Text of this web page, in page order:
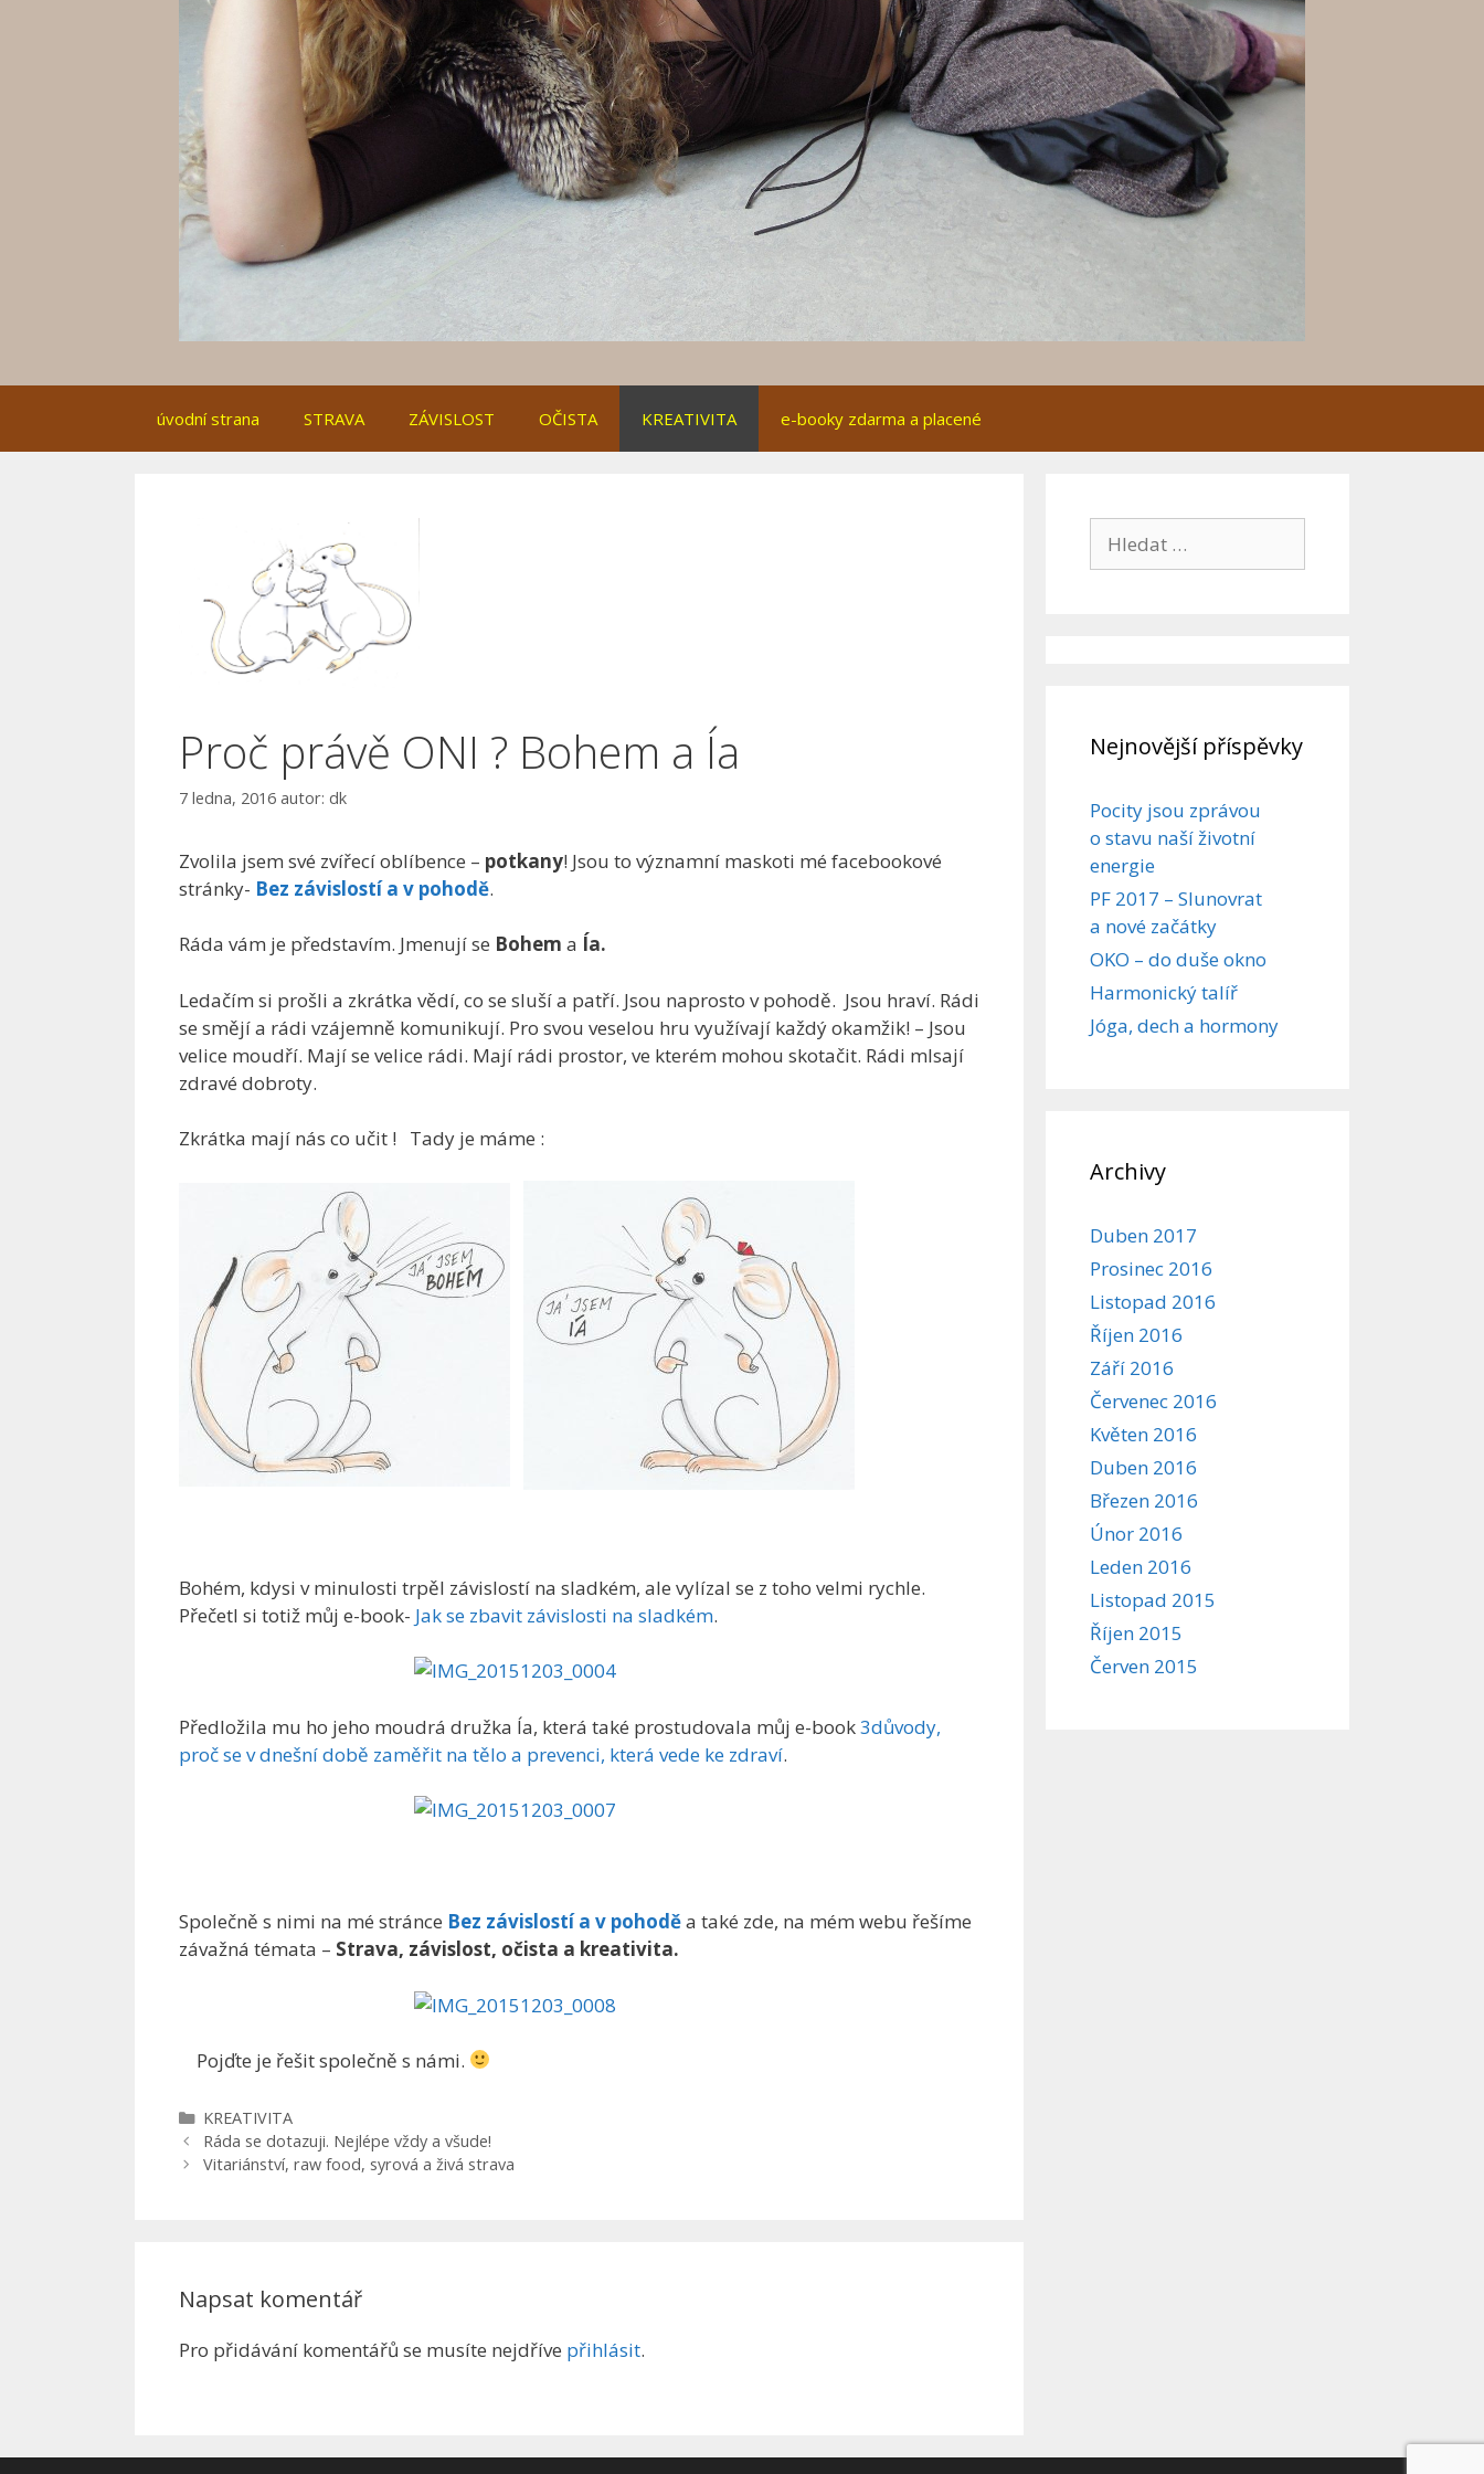
úvodní strana STRAVA ZÁVISLOST OČISTA KREATIVITA e-booky zdarma a placené
Proč právě ONI ? Bohem a Ía
7 ledna, 2016 autor: dk
Zvolila jsem své zvířecí oblíbence – potkany! Jsou to významní maskoti mé facebookové
stránky- Bez závislostí a v pohodě.
Ráda vám je představím. Jmenují se Bohem a Ía.
Ledačím si prošli a zkrátka vědí, co se sluší a patří. Jsou naprosto v pohodě. Jsou hraví. Rádi
se smějí a rádi vzájemně komunikují. Pro svou veselou hru využívají každý okamžik! – Jsou
velice moudří. Mají se velice rádi. Mají rádi prostor, ve kterém mohou skotačit. Rádi mlsají
zdravé dobroty.
Zkrátka mají nás co učit ! Tady je máme :
Bohém, kdysi v minulosti trpěl závislostí na sladkém, ale vylízal se z toho velmi rychle.
Přečetl si totiž můj e-book- Jak se zbavit závislosti na sladkém.
Předložila mu ho jeho moudrá družka Ía, která také prostudovala můj e-book3důvody,
proč se v dnešní době zaměřit na tělo a prevenci, která vede ke zdraví.
Společně s nimi na mé stránce Bez závislostí a v pohoděa také zde, na mém webu řešíme
závažná témata – Strava, závislost, očista a kreativita.
Pojďte je řešit společně s námi.
Rubriky
KREATIVITA
Ráda se dotazuji. Nejlépe vždy a všude!
Vitariánství, raw food, syrová a živá strava
Napsat komentář
Pro přidávání komentářů se musíte nejdříve přihlásit.
Nejnovější příspěvky
Pocity jsou zprávou
o stavu naší životní
energie
PF 2017 – Slunovrat
a nové začátky
OKO – do duše okno
Harmonický talíř
Jóga, dech a hormony
Archivy
Duben 2017
Prosinec 2016
Listopad 2016
Říjen 2016
Září 2016
Červenec 2016
Květen 2016
Duben 2016
Březen 2016
Únor 2016
Leden 2016
Listopad 2015
Říjen 2015
Červen 2015